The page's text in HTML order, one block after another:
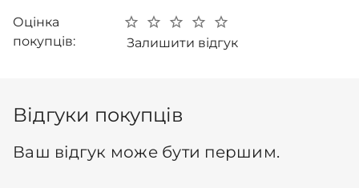
Оцінка
покупців:
Залишити відгук
Відгуки покупців
Ваш відгук може бути першим.